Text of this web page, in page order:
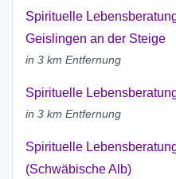
Spirituelle
Geislingen an der Steige
in 3 km Entfernung
Spirituelle
in 3 km Entfernung
Spirituelle
(Schwäbische Alb)